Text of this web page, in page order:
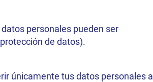
personales pueden ser
de datos).
únicamente tus datos personales a